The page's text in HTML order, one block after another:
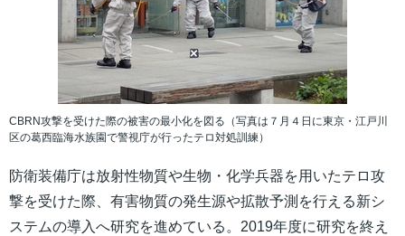
CBRN攻撃を受けた際の被害の最小化を図る（写真は７月４日に東京・江戸川
区の葛西臨海水族園で警視庁が行ったテロ対処訓練）
防衛装備庁は放射性物質や生物・化学兵器を用いたテロ攻
撃を受けた際、有害物質の発生源や拡散予測を行える新シ
ステムの導入へ研究を進めている。2019年度に研究を終え